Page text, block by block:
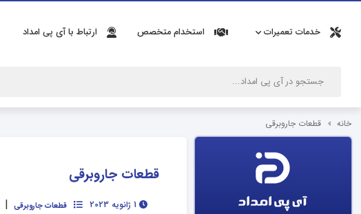
خدمات تعمیرات استخدام متخصص ارتباط با آی پی امداد
خانه قطعات جاروبرقی
قطعات جاروبرقی
قطعات جاروبرقی |